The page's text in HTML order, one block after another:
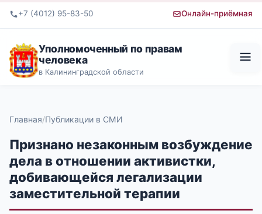
+7 (4012) 95-83-50 Онлайн-приёмная
Уполномоченный по правам
человека
в Калининградской области
Главная Публикации в СМИ
Признано незаконным возбуждение
дела в отношении активистки,
добивающейся легализации
заместительной терапии